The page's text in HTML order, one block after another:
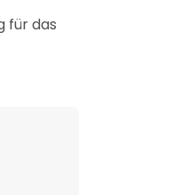
für das